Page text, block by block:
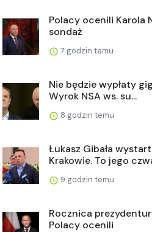
Polacy ocenili Karola
sondaż
7 godzin temu
Nie będzie wypłaty
Wyrok NSA ws. su...
8 godzin temu
Łukasz Gibała
Krakowie. To jego
9 godzin temu
Rocznica
Polacy ocenili